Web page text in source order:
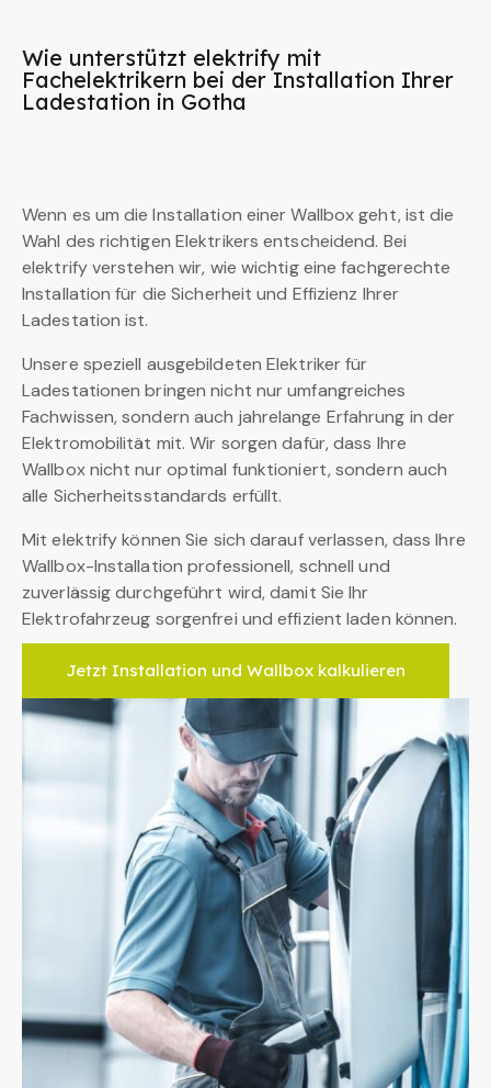
Wie unterstützt elektrify mit
Fachelektrikern bei der Installation Ihrer
Ladestation in Gotha
Wenn es um die Installation einer Wallbox geht, ist die
Wahl des richtigen Elektrikers entscheidend. Bei
elektrify verstehen wir, wie wichtig eine fachgerechte
Installation für die Sicherheit und Effizienz Ihrer
Ladestation ist.
Unsere speziell ausgebildeten Elektriker für
Ladestationen bringen nicht nur umfangreiches
Fachwissen, sondern auch jahrelange Erfahrung in der
Elektromobilität mit. Wir sorgen dafür, dass Ihre
Wallbox nicht nur optimal funktioniert, sondern auch
alle Sicherheitsstandards erfüllt.
Mit elektrify können Sie sich darauf verlassen, dass Ihre
Wallbox-Installation professionell, schnell und
zuverlässig durchgeführt wird, damit Sie Ihr
Elektrofahrzeug sorgenfrei und effizient laden können.
Jetzt Installation und Wallbox kalkulieren